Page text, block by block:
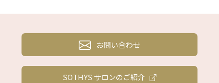
お問い合わせ
SOTHYS サロンのご紹介